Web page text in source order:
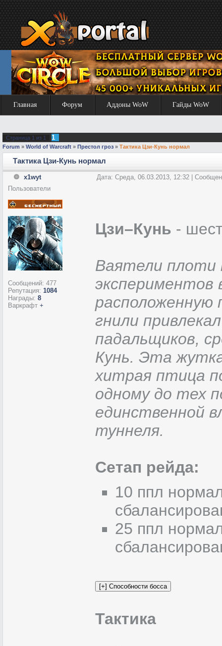
Главная Форум Аддоны WoW Гайды WoW
Страница 1 из 1 1
Forum » World of Warcraft » Престол гроз » Тактика Цзи-Кунь нормал
Тактика Цзи-Кунь нормал
x1wyt
Дата: Среда, 06.03.2013, 12:32 |
Пользователи
Сообщений: 477
Репутация: 1084
Награды: 8
Варкрафт +
Цзи–Кунь -
Ваятели плоти
расположенную
гнили
падальщиков,
Кунь. Эта
хитрая птица
одному до тех
единственной
туннеля.
Сетап рейда:
10 ппл
25 ппл
Тактика